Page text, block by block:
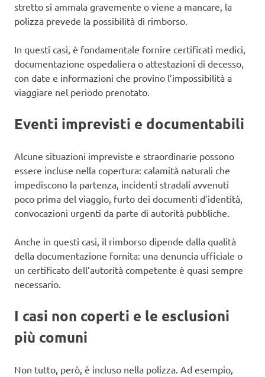
stretto si ammala gravemente o viene a mancare, la
polizza prevede la possibilità di rimborso.
In questi casi, è fondamentale fornire certificati medici,
documentazione ospedaliera o attestazioni di decesso,
con date e informazioni che provino l’impossibilità a
viaggiare nel periodo prenotato.
Eventi imprevisti e documentabili
Alcune situazioni impreviste e straordinarie possono
essere incluse nella copertura: calamità naturali che
impediscono la partenza, incidenti stradali avvenuti
poco prima del viaggio, furto dei documenti d’identità,
convocazioni urgenti da parte di autorità pubbliche.
Anche in questi casi, il rimborso dipende dalla qualità
della documentazione fornita: una denuncia ufficiale o
un certificato dell’autorità competente è quasi sempre
necessario.
I casi non coperti e le esclusioni
più comuni
Non tutto, però, è incluso nella polizza. Ad esempio,